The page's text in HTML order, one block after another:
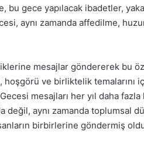
bu gece yapılacak ibadetler,
aynı zamanda affedilme,
mesajlar göndererek bu
ve birliktelik temalarını
mesajları her yıl daha fazla
değil, aynı zamanda toplumsal
birbirlerine göndermiş